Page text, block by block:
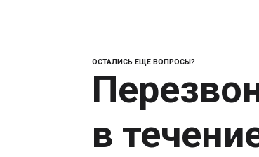
ОСТАЛИСЬ ЕЩЕ ВОПРОСЫ?
в